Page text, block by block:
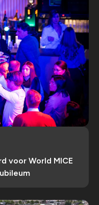
voor World MICE